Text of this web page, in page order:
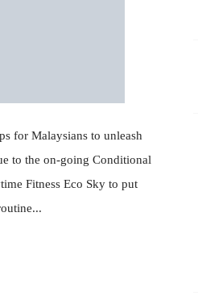
for Malaysians to unleash
to the on-going Conditional
Fitness Eco Sky to put